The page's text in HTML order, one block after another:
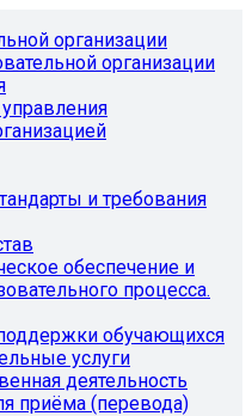
организации
организации
и требования
обеспечение и
процесса.
обучающихся
услуги
деятельность
приёма (перевода)